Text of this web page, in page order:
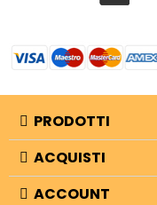
PRODOTTI
ACQUISTI
ACCOUNT